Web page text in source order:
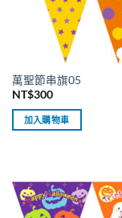
萬聖節串旗05
NT$300
加入購物車